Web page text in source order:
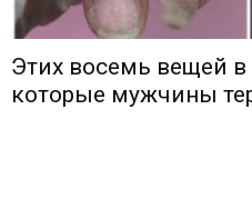
Этих восемь вещей
которые мужчины